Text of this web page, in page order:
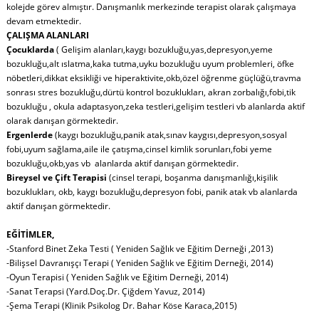
kolejde görev almıştır. Danışmanlık merkezinde terapist olarak çalışmaya
devam etmektedir.
ÇALIŞMA ALANLARI
Çocuklarda( Gelişim alanları,kaygı bozukluğu,yas,depresyon,yeme
bozukluğu,alt ıslatma,kaka tutma,uyku bozukluğu uyum problemleri, öfke
nöbetleri,dikkat eksikliği ve hiperaktivite,okb,özel öğrenme güçlüğü,travma
sonrası stres bozukluğu,dürtü kontrol bozuklukları, akran zorbalığı,fobi,tik
bozukluğu , okula adaptasyon,zeka testleri,gelişim testleri vb alanlarda aktif
olarak danışan görmektedir.
Ergenlerde(kaygı bozukluğu,panik atak,sınav kaygısı,depresyon,sosyal
fobi,uyum sağlama,aile ile çatışma,cinsel kimlik sorunları,fobi yeme
bozukluğu,okb,yas vb alanlarda aktif danışan görmektedir.
Bireysel ve Çift Terapisi (cinsel terapi, boşanma danışmanlığı,kişilik
bozuklukları, okb, kaygı bozukluğu,depresyon fobi, panik atak vb alanlarda
aktif danışan görmektedir.
EĞİTİMLER,
-Stanford Binet Zeka Testi ( Yeniden Sağlık ve Eğitim Derneği ,2013)
-Bilişsel Davranışçı Terapi ( Yeniden Sağlık ve Eğitim Derneği, 2014)
-Oyun Terapisi ( Yeniden Sağlık ve Eğitim Derneği, 2014)
-Sanat Terapsi (Yard.Doç.Dr. Çiğdem Yavuz, 2014)
-Şema Terapi (Klinik Psikolog Dr. Bahar Köse Karaca,2015)